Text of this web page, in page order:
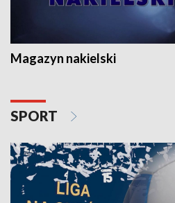
Magazyn nakielski
SPORT